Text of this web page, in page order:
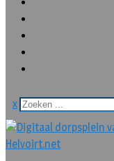
x